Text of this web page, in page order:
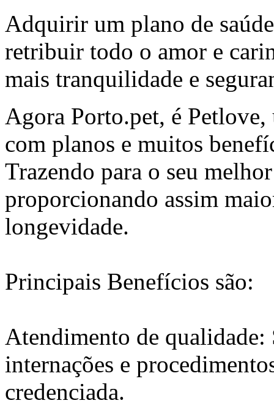
Adquirir um plano de
retribuir todo o amor e
mais tranquilidade e
Agora Porto.pet, é Petlove,
com planos e muitos
Trazendo para o seu
proporcionando assim
longevidade.
Principais Benefícios são:
Atendimento de qualidade:
internações e
credenciada.